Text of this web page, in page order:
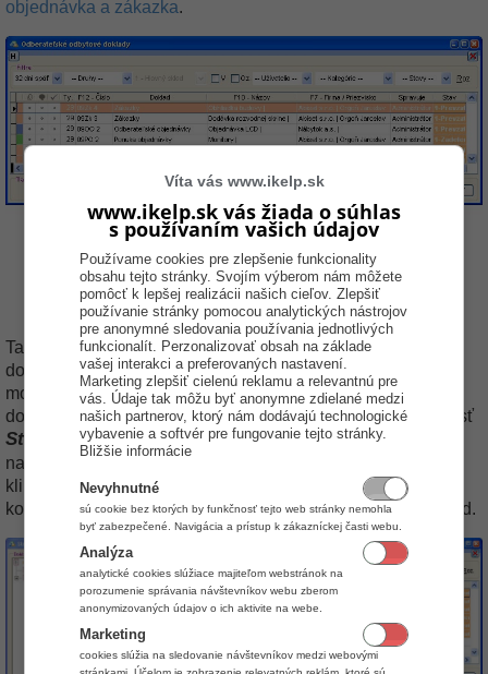
objednávka a zákazka.
Takýmto spôsobom sa dá vytvoriť strom, kde jednotlivé
doklady spadajú pod nadradené doklady. Tento strom je
možné zobraziť po kliknutím pravým tlačidlom na niektorý z
dokladov a následným kliknutím ľavým tlačidlom na možnosť
Strom
. Odporúčame si usporiadať okná podľa
nasledujúceho obrázka pre jednoduchšiu orientáciu. Po
kliknutí na niektorý doklad sa v danom strome zobrazí
kompletný strom, do ktorého spadá aj tento označený doklad.
Víta vás www.ikelp.sk
www.ikelp.sk vás žiada o súhlas
s používaním vašich údajov
Používame cookies pre zlepšenie funkcionality
obsahu tejto stránky. Svojím výberom nám môžete
pomôcť k lepšej realizácii našich cieľov. Zlepšiť
používanie stránky pomocou analytických nástrojov
pre anonymné sledovania používania jednotlivých
funkcionalít. Perzonalizovať obsah na základe
vašej interakci a preferovaných nastavení.
Marketing zlepšiť cielenú reklamu a relevantnú pre
vás. Údaje tak môžu byť anonymne zdielané medzi
našich partnerov, ktorý nám dodávajú technologické
vybavenie a softvér pre fungovanie tejto stránky.
Bližšie informácie
Nevyhnutné
sú cookie bez ktorých by funkčnosť tejto web stránky nemohla
byť zabezpečené. Navigácia a prístup k zákazníckej časti webu.
Analýza
analytické cookies slúžiace majiteľom webstránok na
porozumenie správania návštevníkov webu zberom
anonymizovaných údajov o ich aktivite na webe.
Marketing
cookies slúžia na sledovanie návštevníkov medzi webovými